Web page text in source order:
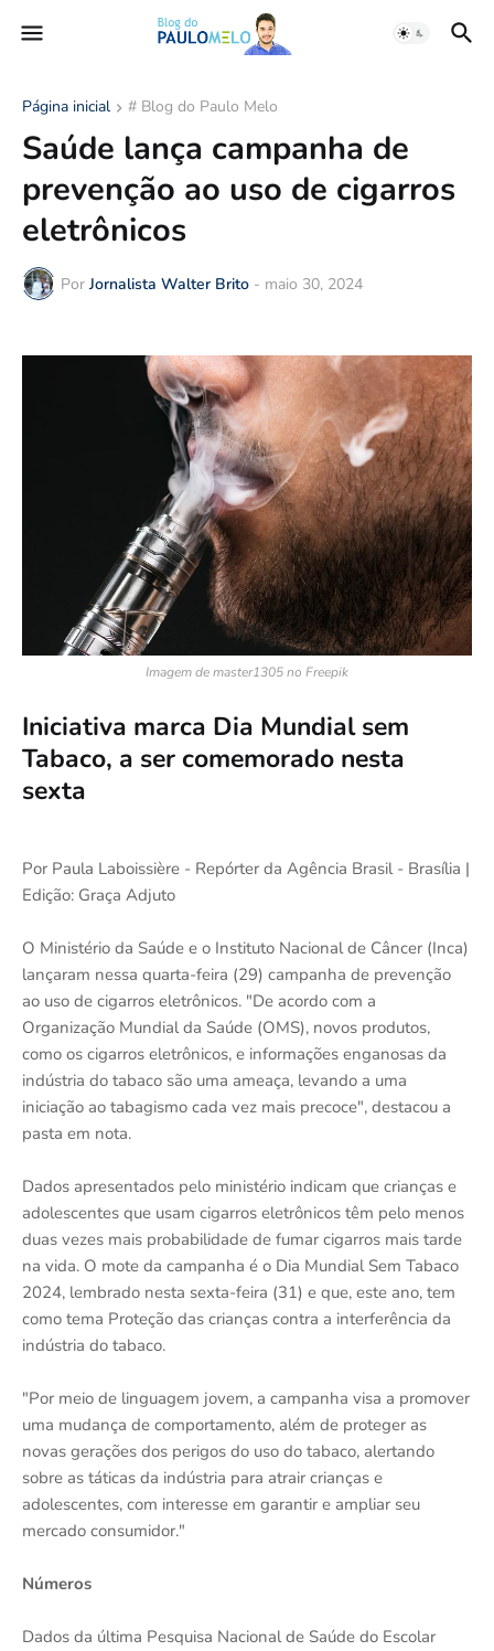
Página inicial # Blog do Paulo Melo
Saúde lança campanha de
prevenção ao uso de cigarros
eletrônicos
Por Jornalista Walter Brito - maio 30, 2024
Imagem de master1305 no Freepik
Iniciativa marca Dia Mundial sem
Tabaco, a ser comemorado nesta
sexta
Por Paula Laboissière - Repórter da Agência Brasil - Brasília |
Edição: Graça Adjuto
O Ministério da Saúde e o Instituto Nacional de Câncer (Inca)
lançaram nessa quarta-feira (29) campanha de prevenção
ao uso de cigarros eletrônicos. "De acordo com a
Organização Mundial da Saúde (OMS), novos produtos,
como os cigarros eletrônicos, e informações enganosas da
indústria do tabaco são uma ameaça, levando a uma
iniciação ao tabagismo cada vez mais precoce", destacou a
pasta em nota.
Dados apresentados pelo ministério indicam que crianças e
adolescentes que usam cigarros eletrônicos têm pelo menos
duas vezes mais probabilidade de fumar cigarros mais tarde
na vida. O mote da campanha é o Dia Mundial Sem Tabaco
2024, lembrado nesta sexta-feira (31) e que, este ano, tem
como tema Proteção das crianças contra a interferência da
indústria do tabaco.
"Por meio de linguagem jovem, a campanha visa a promover
uma mudança de comportamento, além de proteger as
novas gerações dos perigos do uso do tabaco, alertando
sobre as táticas da indústria para atrair crianças e
adolescentes, com interesse em garantir e ampliar seu
mercado consumidor."
Números
Dados da última Pesquisa Nacional de Saúde do Escolar